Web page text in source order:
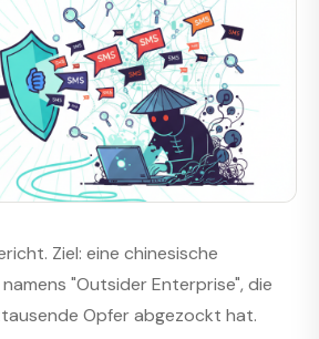
Ziel: eine chinesische
"Outsider Enterprise", die
Opfer abgezockt hat.